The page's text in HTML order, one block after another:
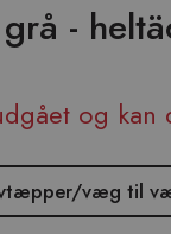
-
og
væg til